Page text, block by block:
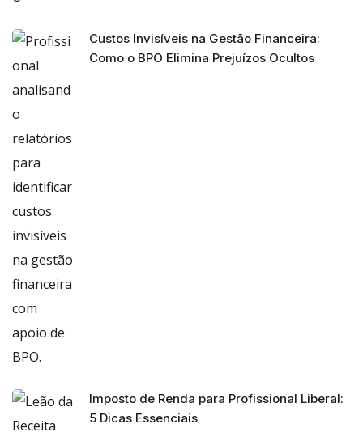
Custos Invisíveis na Gestão Financeira:
Como o BPO Elimina Prejuízos Ocultos
Imposto de Renda para Profissional Liberal:
5 Dicas Essenciais